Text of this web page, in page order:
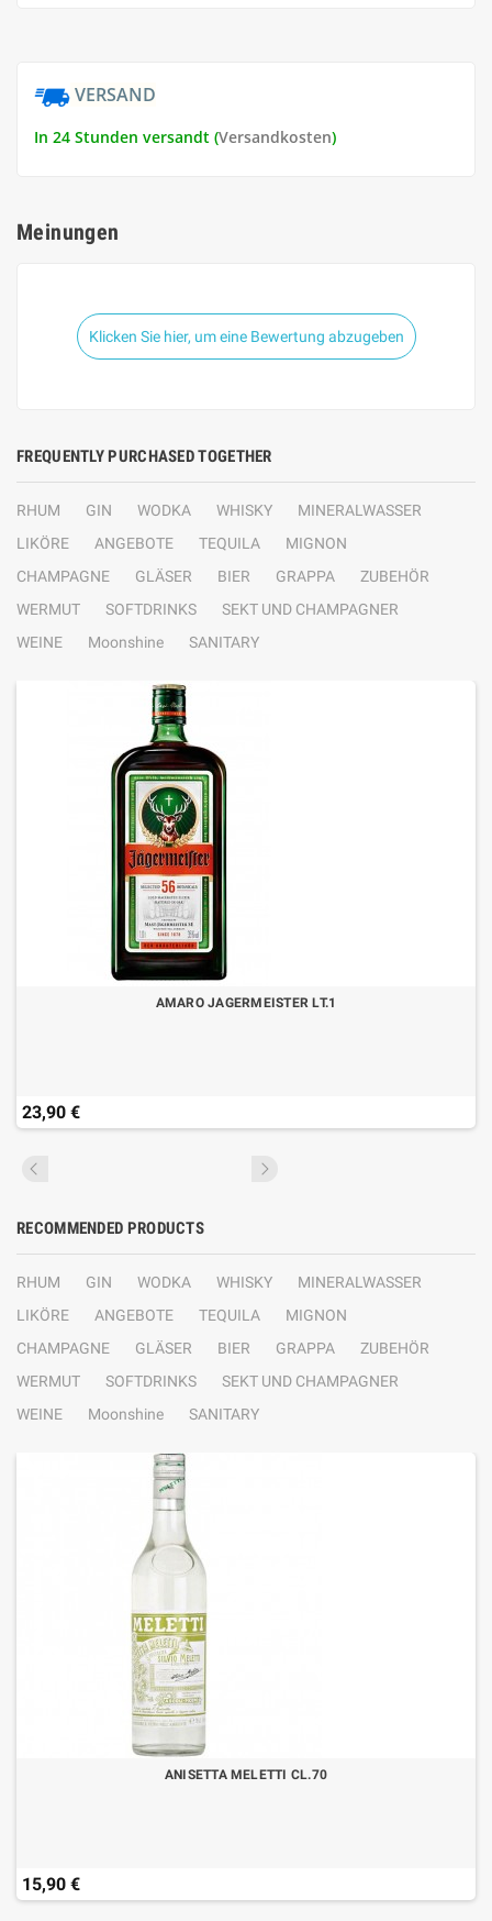
VERSAND
In 24 Stunden versandt (Versandkosten)
Meinungen
Klicken Sie hier, um eine Bewertung abzugeben
FREQUENTLY PURCHASED TOGETHER
RHUM GIN WODKA WHISKY
MINERALWASSER
LIKÖRE
ANGEBOTE TEQUILA
MIGNON
CHAMPAGNE
GLÄSER BIER GRAPPA
ZUBEHÖR
WERMUT
SOFTDRINKS
SEKT UND CHAMPAGNER
WEINE
Moonshine SANITARY
AMARO JAGERMEISTER LT.1
23,90 €
RECOMMENDED PRODUCTS
RHUM GIN WODKA WHISKY
MINERALWASSER
LIKÖRE
ANGEBOTE TEQUILA
MIGNON
CHAMPAGNE
GLÄSER BIER GRAPPA
ZUBEHÖR
WERMUT
SOFTDRINKS
SEKT UND CHAMPAGNER
WEINE
Moonshine SANITARY
ANISETTA MELETTI CL.70
15,90 €